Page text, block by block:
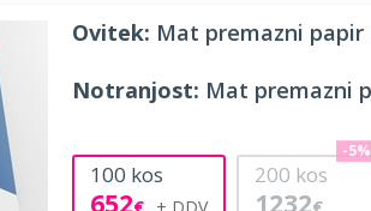
Ovitek: Mat premazni papir
Notranjost: Mat premazni
100 kos
652€
200 kos
1232€
-5%